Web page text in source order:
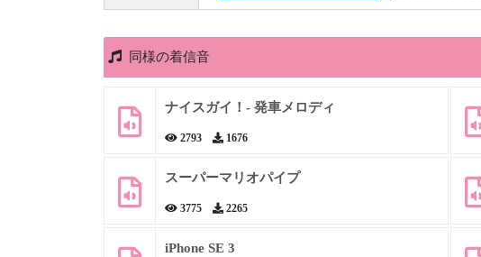
同様の着信音
ナイスガイ！- 発車メロディ
2793 1676
スーパーマリオパイプ
3775 2265
iPhone SE 3